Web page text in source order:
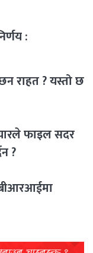
:
राहत ? यस्तो छ
फाइल सदर
?